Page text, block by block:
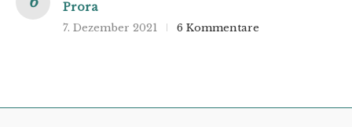
Prora
7. Dezember 2021 6 Kommentare